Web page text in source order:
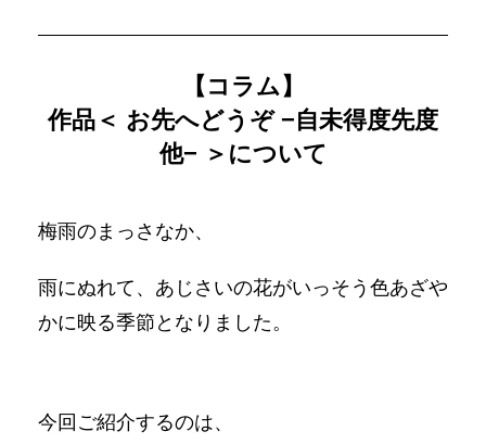
【コラム】
作品＜ お先へどうぞ −自未得度先度
他− ＞について
梅雨のまっさなか、
雨にぬれて、あじさいの花がいっそう色あざや
かに映る季節となりました。
今回ご紹介するのは、